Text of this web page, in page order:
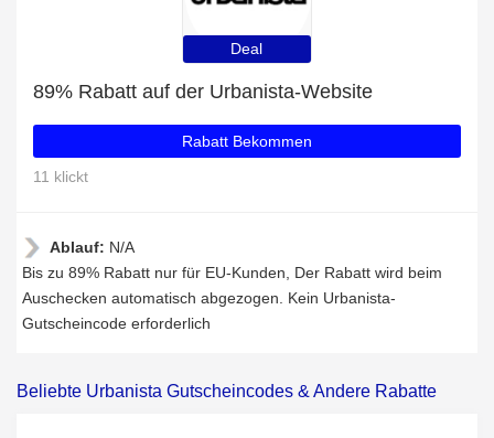
Deal
89% Rabatt auf der Urbanista-Website
Rabatt Bekommen
11 klickt
Ablauf: N/A
Bis zu 89% Rabatt nur für EU-Kunden, Der Rabatt wird beim
Auschecken automatisch abgezogen. Kein Urbanista-
Gutscheincode erforderlich
Beliebte Urbanista Gutscheincodes & Andere Rabatte